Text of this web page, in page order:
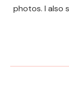
photos. I also